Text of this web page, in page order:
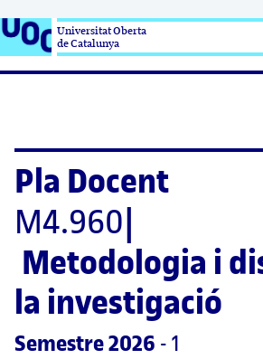
Universitat Oberta
de Catalunya
Pla Docent
M4.960
Metodologia i
la investigació
Semestre 2026 - 1